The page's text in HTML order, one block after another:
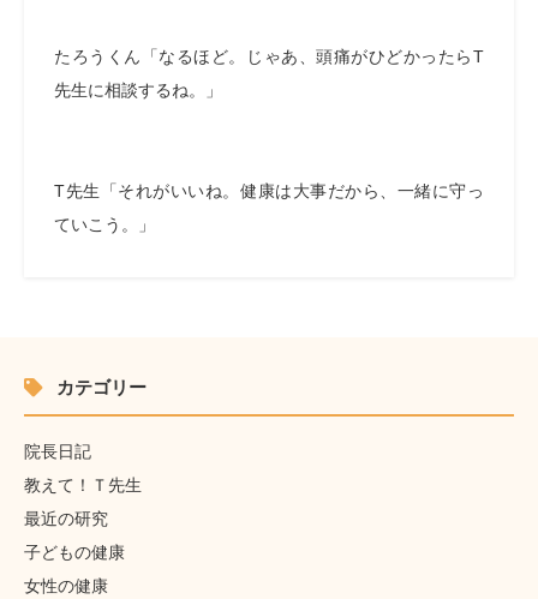
たろうくん「なるほど。じゃあ、頭痛がひどかったらT
先生に相談するね。」
T先生「それがいいね。健康は大事だから、一緒に守っ
ていこう。」
カテゴリー
院長日記
教えて！Ｔ先生
最近の研究
子どもの健康
女性の健康